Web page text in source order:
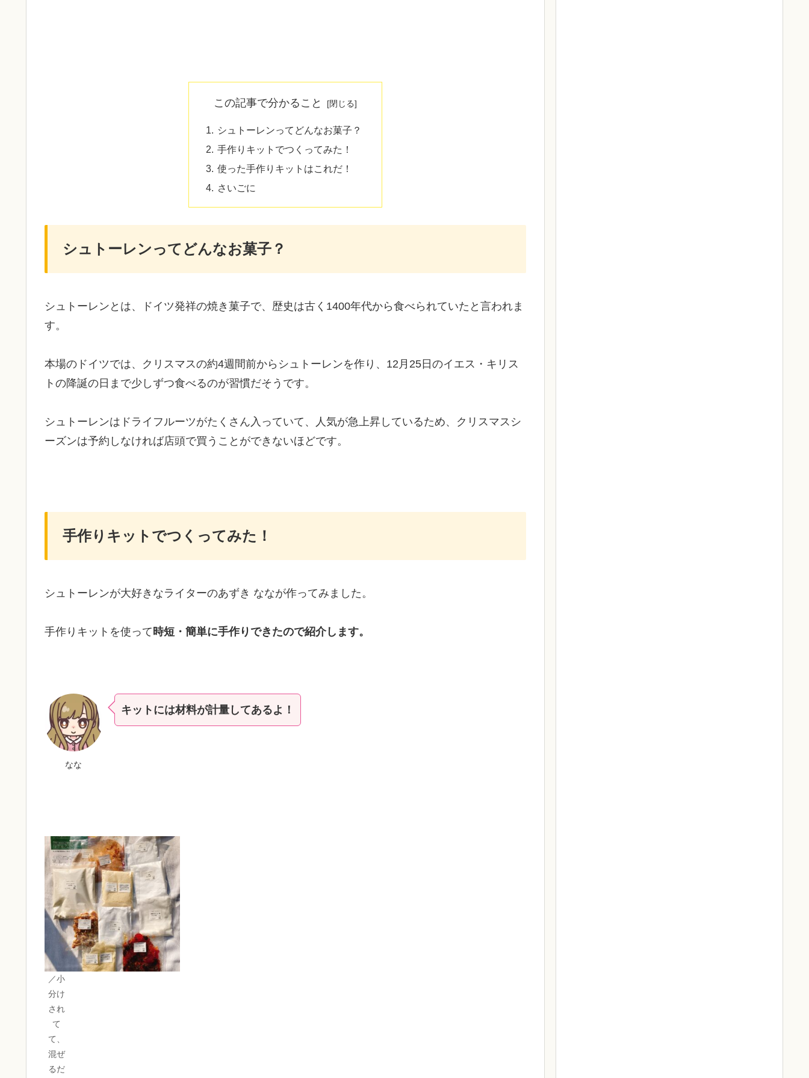
この記事で分かること
シュトーレンってどんなお菓子？
手作りキットでつくってみた！
使った手作りキットはこれだ！
さいごに
シュトーレンってどんなお菓子？
シュトーレンとは、ドイツ発祥の焼き菓子で、歴史は古く1400年代から食べられていたと言われま
す。
本場のドイツでは、クリスマスの約4週間前からシュトーレンを作り、12月25日のイエス・キリス
トの降誕の日まで少しずつ食べるのが習慣だそうです。
シュトーレンはドライフルーツがたくさん入っていて、人気が急上昇しているため、クリスマスシ
ーズンは予約しなければ店頭で買うことができないほどです。
手作りキットでつくってみた！
シュトーレンが大好きなライターのあずき ななが作ってみました。
手作りキットを使って時短・簡単に手作りできたので紹介します。
なな
キットには材料が計量してあるよ！
／小
分け
され
て
て、
混ぜ
るだ